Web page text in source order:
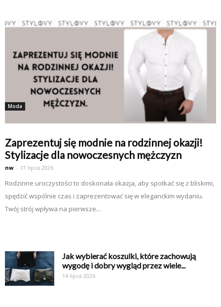
Moda
Zaprezentuj się modnie na rodzinnej okazji!
Stylizacje dla nowoczesnych mężczyzn
nw - 31 lipca 2026
Rodzinne uroczystości to doskonała okazja, aby spotkać się z bliskimi,
spędzić wspólnie czas i zaprezentować się w eleganckim wydaniu.
Twój strój wpływa na pierwsze...
Jak wybierać koszulki, które zachowują
wygodę i dobry wygląd przez wiele...
14 lipca 2026